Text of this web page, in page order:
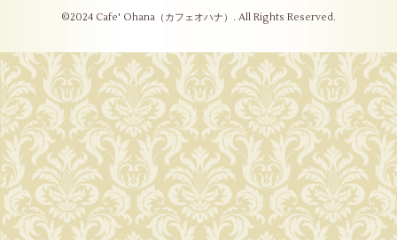
©2024 Cafe' Ohana（カフェオハナ） . All Rights Reserved.